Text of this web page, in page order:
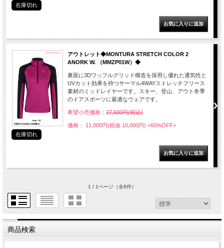
在庫切れ
アウトレット◆MONTURA STRETCH COLOR 2
ANORK W. （MMZP01W）◆
裏面に3Dワッフルグリッド構造を採用し優れた通気性と
UVカット効果を持つサーマル4WAYストレッチフリース
素材のミッドレイヤーです。スキー、登山、アウト冬季
のドアスポーツに最適なウェアです。
希望小売価格： 27,500円(税込)
価格： 11,000円(税抜 10,000円) <60%OFF>
在庫切れ
1 / 1ページ（全8件）
商品検索